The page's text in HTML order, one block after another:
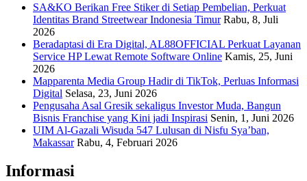
SA&KO Berikan Free Stiker di Setiap Pembelian, Perkuat
Identitas Brand Streetwear Indonesia Timur Rabu, 8, Juli
2026
Beradaptasi di Era Digital, AL88OFFICIAL Perkuat Layanan
Service HP Lewat Remote Software Online Kamis, 25, Juni
2026
Mapparenta Media Group Hadir di TikTok, Perluas Informasi
Digital Selasa, 23, Juni 2026
Pengusaha Asal Gresik sekaligus Investor Muda, Bangun
Bisnis Franchise yang Kini jadi Inspirasi Senin, 1, Juni 2026
UIM Al-Gazali Wisuda 547 Lulusan di Nisfu Sya’ban,
Makassar Rabu, 4, Februari 2026
Informasi